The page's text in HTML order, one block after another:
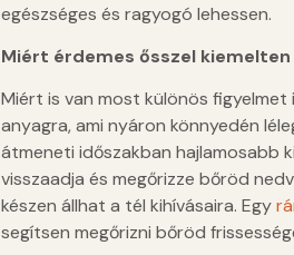
egészséges és ragyogó lehessen.
Miért érdemes ősszel
Miért is van most különös
anyagra, ami nyáron könnyedén
átmeneti időszakban hajlamosabb
visszaadja és megőrizze bőröd
készen állhat a tél kihívásaira. Egy
segítsen megőrizni bőröd